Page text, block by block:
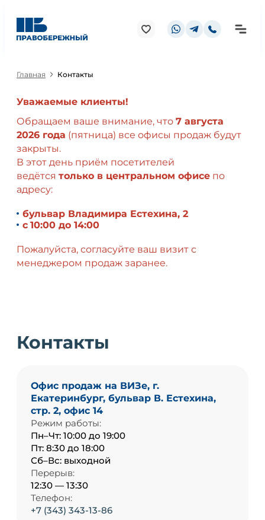
Главная Контакты
Уважаемые клиенты!
Обращаем ваше внимание, что 7 августа
2026 года (пятница) все офисы продаж будут
закрыты.
В этот день приём посетителей
ведётся только в центральном офисе по
адресу:
бульвар Владимира Естехина, 2
с 10:00 до 14:00
Пожалуйста, согласуйте ваш визит с
менеджером продаж заранее.
Контакты
Офис продаж на ВИЗе, г.
Екатеринбург, бульвар В. Естехина,
стр. 2, офис 14
Режим работы:
Пн–Чт: 10:00 до 19:00
Пт: 8:30 до 18:00
Сб–Вс: выходной
Перерыв:
12:30 — 13:30
Телефон:
+7 (343) 343-13-86